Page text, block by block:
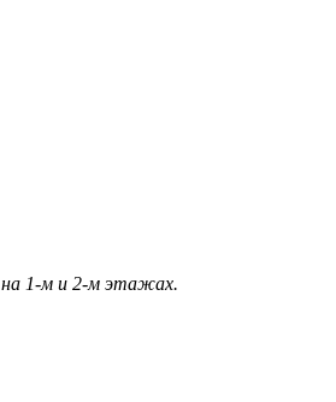
1-м и 2-м этажах.